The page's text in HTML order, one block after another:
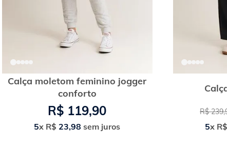
Calça moletom feminino jogger
conforto
R$ 119,90
5x R$ 23,98 sem juros
R$ 239,
5x R$